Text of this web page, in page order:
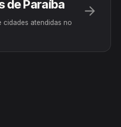
de Paraíba
cidades atendidas no